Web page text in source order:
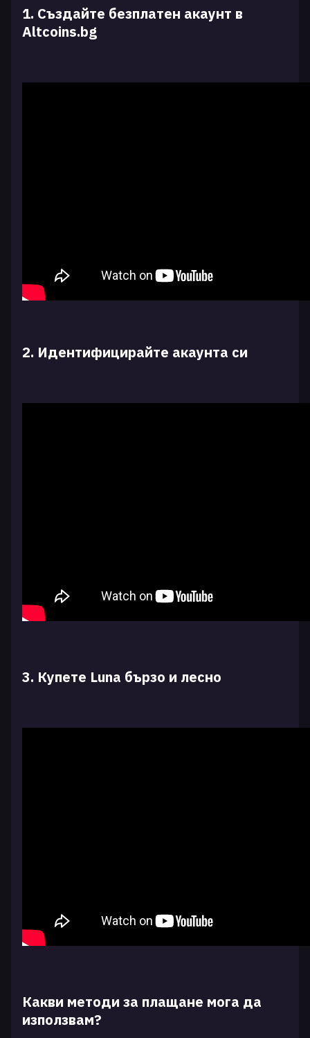
1. Създайте безплатен акаунт в
Altcoins.bg
2. Идентифицирайте акаунта си
3. Купете Luna бързо и лесно
Какви методи за плащане мога да
използвам?